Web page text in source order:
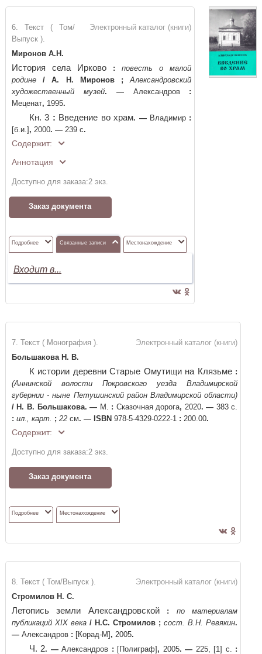
Электронный каталог (книги)
6. Текст ( Том/
Выпуск ).
Миронов А.Н.
История села Ирково :
повесть о малой
родине
/ А. Н. Миронов ;
Александровский
художественный музей. —Александров :
Меценат, 1995.
Кн. 3 : Введение во храм. —Владимир :
[б.и.] , 2000. —239 с.
Содержит:
Аннотация
Доступно для заказа:2 экз.
Заказ документа
Подробнее Связанные записи Местонахождение
Входит в...
Электронный каталог (книги)
7. Текст ( Монография ).
Большакова Н. В.
К истории деревни Старые Омутищи на Клязьме :
(Аннинской волости Покровского уезда Владимирской
губернии - ныне Петушинский район Владимирской области)
/ Н. В. Большакова. — М. : Сказочная дорога, 2020. — 383 с.
: ил., карт. ; 22см. — ISBN 978-5-4329-0222-1 : 200.00.
Содержит:
Доступно для заказа:2 экз.
Заказ документа
Подробнее Местонахождение
Электронный каталог (книги)
8. Текст ( Том/Выпуск ).
Стромилов Н. С.
Летопись земли Александровской :
по материалам
публикаций XIX века / Н.С. Стромилов ; сост. В.Н. Ревякин.
—Александров : [Корад-М] , 2005.
Ч. 2. —Александров : [Полиграф] , 2005. — 225, [1] с. :